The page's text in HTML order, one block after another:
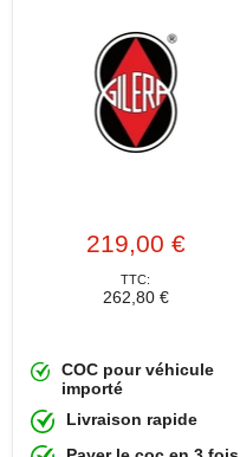
219,00 €
TTC:
262,80 €
COC pour véhicule
importé
Livraison rapide